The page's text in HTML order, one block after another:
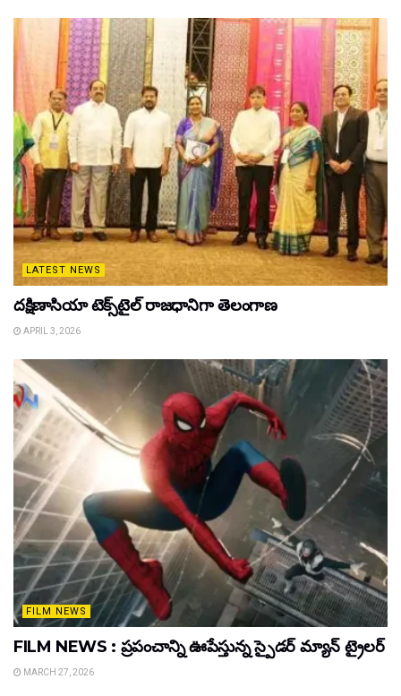
LATEST NEWS
దక్షిణాసియా టెక్స్‌టైల్ రాజధానిగా తెలంగాణ
APRIL 3, 2026
FILM NEWS
FILM NEWS : ప్రపంచాన్ని ఊపేస్తున్న స్పైడర్ మ్యాన్ ట్రైలర్
MARCH 27, 2026